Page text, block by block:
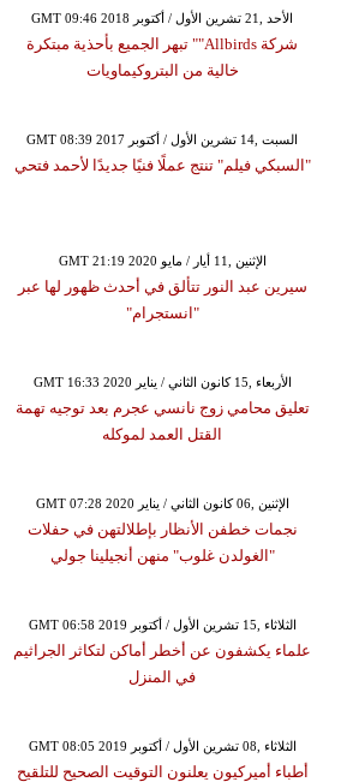
GMT 09:46 2018 الأحد ,21 تشرين الأول / أكتوبر
شركة Allbirds"" تبهر الجميع بأحذية مبتكرة
خالية من البتروكيماويات
GMT 08:39 2017 السبت ,14 تشرين الأول / أكتوبر
"السبكي فيلم" تنتج عملًا فنيًا جديدًا لأحمد فتحي
GMT 21:19 2020 الإثنين ,11 أيار / مايو
سيرين عبد النور تتألق في أحدث ظهور لها عبر
"انستجرام"
GMT 16:33 2020 الأربعاء ,15 كانون الثاني / يناير
تعليق محامي زوج نانسي عجرم بعد توجيه تهمة
القتل العمد لموكله
GMT 07:28 2020 الإثنين ,06 كانون الثاني / يناير
نجمات خطفن الأنظار بإطلالتهن في حفلات
"الغولدن غلوب" منهن أنجيلينا جولي
GMT 06:58 2019 الثلاثاء ,15 تشرين الأول / أكتوبر
علماء يكشفون عن أخطر أماكن لتكاثر الجراثيم
في المنزل
GMT 08:05 2019 الثلاثاء ,08 تشرين الأول / أكتوبر
أطباء أميركيون يعلنون التوقيت الصحيح للتلقيح